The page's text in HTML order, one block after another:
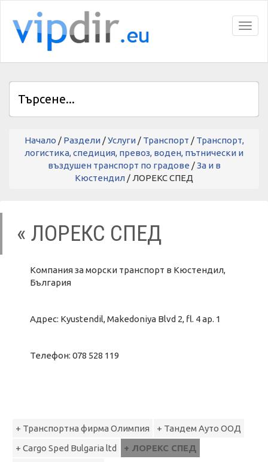
Начало / Раздели/Услуги/ Транспорт / Транспорт,
логистика, спедиция, превоз, воден, пътнически и
въздушен транспорт по градове /За и в
Кюстендил / ЛОРЕКС СПЕД
« ЛОРЕКС СПЕД
Компания за морски транспорт в Кюстендил,
България
Адрес: Kyustendil, Makedoniya Blvd 2, fl. 4 ap. 1
Телефон: 078 528 119
+ Транспортна фирма Олимпия
+ Тандем Ауто ООД
+ Cargo Sped Bulgaria ltd
+ ЛОРЕКС СПЕД